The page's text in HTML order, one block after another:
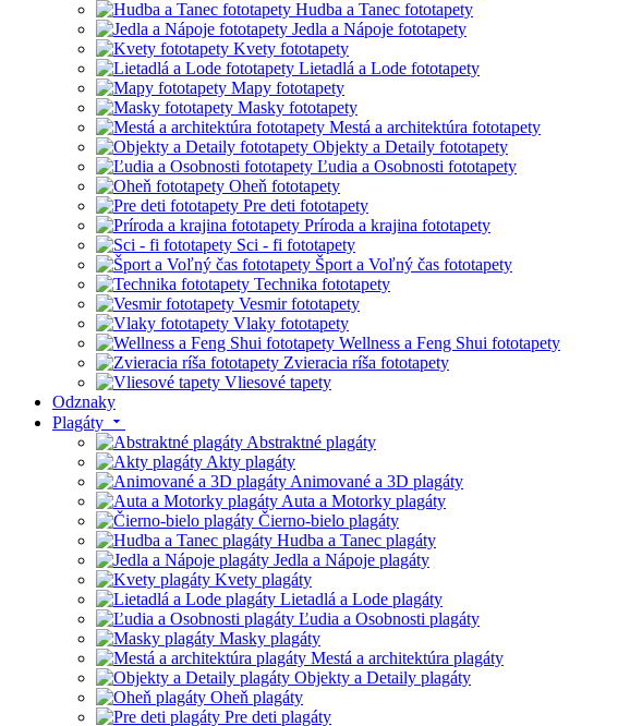
Hudba a Tanec fototapety
Jedla a Nápoje fototapety
Kvety fototapety
Lietadlá a Lode fototapety
Mapy fototapety
Masky fototapety
Mestá a architektúra fototapety
Objekty a Detaily fototapety
Ľudia a Osobnosti fototapety
Oheň fototapety
Pre deti fototapety
Príroda a krajina fototapety
Sci - fi fototapety
Šport a Voľný čas fototapety
Technika fototapety
Vesmir fototapety
Vlaky fototapety
Wellness a Feng Shui fototapety
Zvieracia ríša fototapety
Vliesové tapety
Odznaky
Plagáty
Abstraktné plagáty
Akty plagáty
Animované a 3D plagáty
Auta a Motorky plagáty
Čierno-bielo plagáty
Hudba a Tanec plagáty
Jedla a Nápoje plagáty
Kvety plagáty
Lietadlá a Lode plagáty
Ľudia a Osobnosti plagáty
Masky plagáty
Mestá a architektúra plagáty
Objekty a Detaily plagáty
Oheň plagáty
Pre deti plagáty